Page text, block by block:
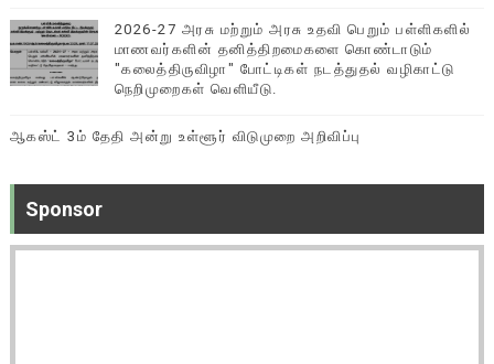
2026-27 அரசு மற்றும் அரசு உதவி பெறும் பள்ளிகளில்
மாணவர்களின் தனித்திறமைகளை கொண்டாடும்
"கலைத்திருவிழா" போட்டிகள் நடத்துதல் வழிகாட்டு
நெறிமுறைகள் வெளியீடு.
ஆகஸ்ட் 3ம் தேதி அன்று உள்ளூர் விடுமுறை அறிவிப்பு
Sponsor